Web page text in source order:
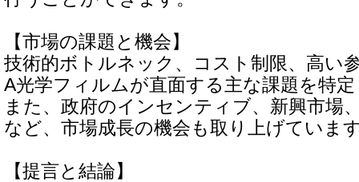
【市場の課題と機会】
技術的ボトルネック、コスト制限、高い
A光学フィルムが直面する主な課題を特
また、政府のインセンティブ、新興市場
など、市場成長の機会も取り上げていま
【提言と結論】